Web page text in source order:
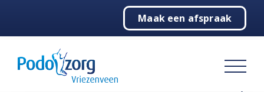
Maak een afspraak
Podotherapie